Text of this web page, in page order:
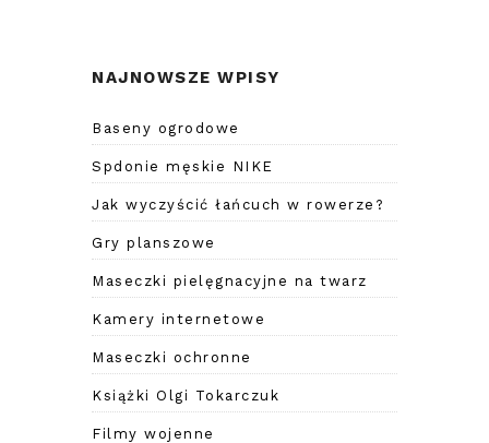
NAJNOWSZE WPISY
Baseny ogrodowe
Spdonie męskie NIKE
Jak wyczyścić łańcuch w rowerze?
Gry planszowe
Maseczki pielęgnacyjne na twarz
Kamery internetowe
Maseczki ochronne
Książki Olgi Tokarczuk
Filmy wojenne